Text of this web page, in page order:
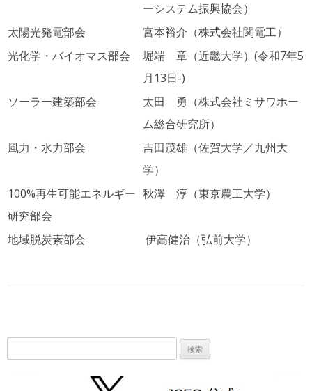
ーシステム振興協会）
太陽光発電部会
宮本裕介（株式会社関電工）
光化学・バイオマス部会
堀端 章（近畿大学）(令和7年5
月13日-)
ソーラー建築部会
太田 勇（株式会社ミサワホー
ム総合研究所）
風力・水力部会
吉田茂雄（佐賀大学／九州大
学）
100%再生可能エネルギー
研究部会
秋澤 淳（東京農工大学）
地域脱炭素部会 伊高健治（弘前大学）
索: